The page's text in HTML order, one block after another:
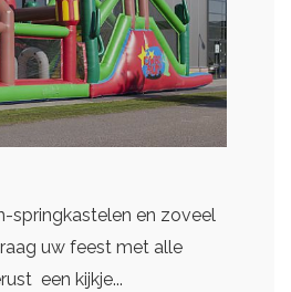
Eventplanners
Weddingplanners
Ceremoniemeesters
en zoveel
uw feest met alle
een kijkje...